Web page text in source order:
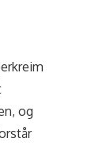
og